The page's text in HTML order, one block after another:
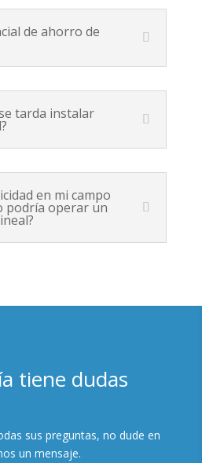
de ahorro de
tarda instalar
en mi campo
podría operar un
tiene dudas
sus preguntas, no dude en
un mensaje.